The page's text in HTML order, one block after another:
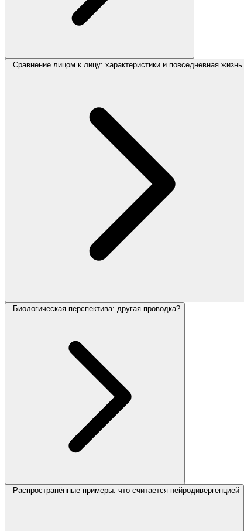
Сравнение лицом к лицу: характеристики и повседневная жизнь
Биологическая перспектива: другая проводка?
Распространённые примеры: что считается нейродивергенцией